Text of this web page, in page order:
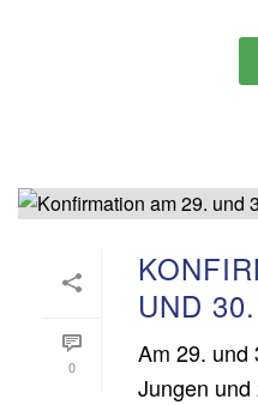
0
UND
Am 29. und
Jungen